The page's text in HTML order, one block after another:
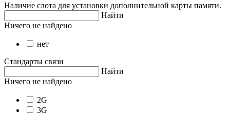
Наличие слота для установки дополнительной карты памяти.
Найти
Ничего не найдено
нет
Стандарты связи
Найти
Ничего не найдено
2G
3G